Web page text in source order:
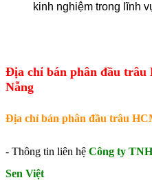
kinh nghiệm trong lĩnh
Địa chỉ bán phân đầu
Nẵng
Địa chỉ bán phân đầu trâu
- Thông tin liên hệ Công ty
Sen Việt